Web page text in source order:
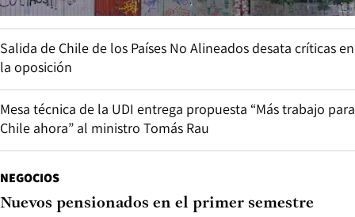
Salida de Chile de los Países No Alineados desata críticas en
la oposición
Mesa técnica de la UDI entrega propuesta “Más trabajo para
Chile ahora” al ministro Tomás Rau
NEGOCIOS
Nuevos pensionados en el primer semestre